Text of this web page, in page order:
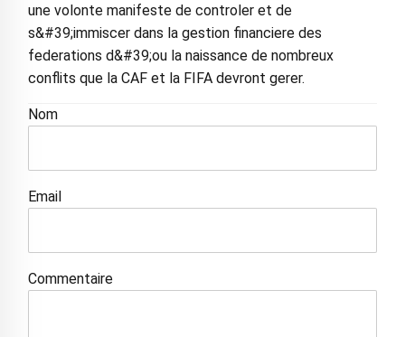
une volonte manifeste de controler et de
s&#39;immiscer dans la gestion financiere des
federations d&#39;ou la naissance de nombreux
conflits que la CAF et la FIFA devront gerer.
Nom
Email
Commentaire